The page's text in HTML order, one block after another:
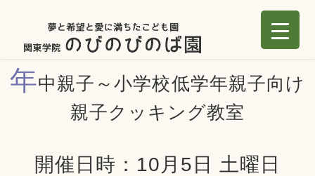
年中親子～小学校低学年親子向け
親子クッキング教室
開催日時：10月5日 土曜日